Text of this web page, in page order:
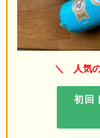
＼ 人気
初回